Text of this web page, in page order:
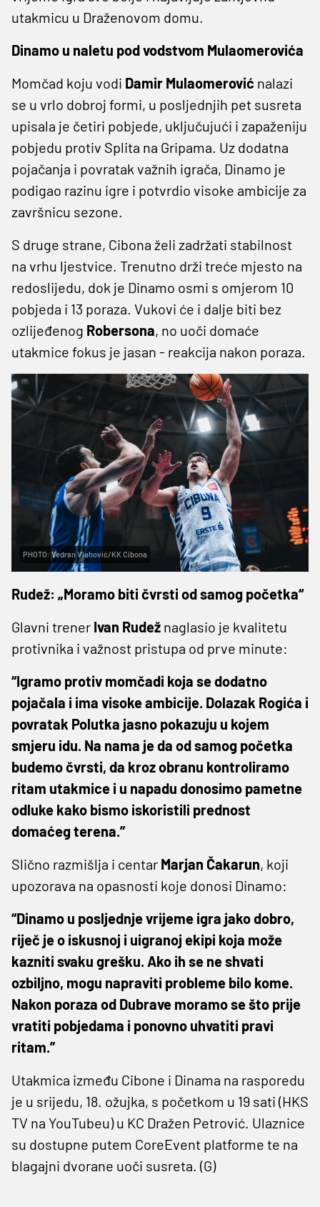
utakmicu u Draženovom domu.
Dinamo u naletu pod vodstvom Mulaomerovića
Momčad koju vodi Damir Mulaomerović nalazi
se u vrlo dobroj formi, u posljednjih pet susreta
upisala je četiri pobjede, uključujući i zapaženiju
pobjedu protiv Splita na Gripama. Uz dodatna
pojačanja i povratak važnih igrača, Dinamo je
podigao razinu igre i potvrdio visoke ambicije za
završnicu sezone.
S druge strane, Cibona želi zadržati stabilnost
na vrhu ljestvice. Trenutno drži treće mjesto na
redoslijedu, dok je Dinamo osmi s omjerom 10
pobjeda i 13 poraza. Vukovi će i dalje biti bez
ozlijeđenog Robersona, no uoči domaće
utakmice fokus je jasan - reakcija nakon poraza.
PHOTO: Vedran Vlahović/KK Cibona
Rudež: „Moramo biti čvrsti od samog početka“
Glavni trener Ivan Rudež naglasio je kvalitetu
protivnika i važnost pristupa od prve minute:
“Igramo protiv momčadi koja se dodatno
pojačala i ima visoke ambicije. Dolazak Rogića i
povratak Polutka jasno pokazuju u kojem
smjeru idu. Na nama je da od samog početka
budemo čvrsti, da kroz obranu kontroliramo
ritam utakmice i u napadu donosimo pametne
odluke kako bismo iskoristili prednost
domaćeg terena.”
Slično razmišlja i centar Marjan Čakarun, koji
upozorava na opasnosti koje donosi Dinamo:
“Dinamo u posljednje vrijeme igra jako dobro,
riječ je o iskusnoj i uigranoj ekipi koja može
kazniti svaku grešku. Ako ih se ne shvati
ozbiljno, mogu napraviti probleme bilo kome.
Nakon poraza od Dubrave moramo se što prije
vratiti pobjedama i ponovno uhvatiti pravi
ritam.”
Utakmica između Cibone i Dinama na rasporedu
je u srijedu, 18. ožujka, s početkom u 19 sati (HKS
TV na YouTubeu) u KC Dražen Petrović. Ulaznice
su dostupne putem CoreEvent platforme te na
blagajni dvorane uoči susreta. (G)